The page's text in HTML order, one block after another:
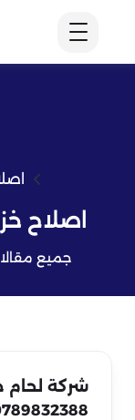
اصلاح
جميع
شركة لحام
0789832388 شركة